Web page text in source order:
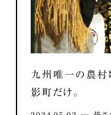
九州唯一の農村
影町だけ。